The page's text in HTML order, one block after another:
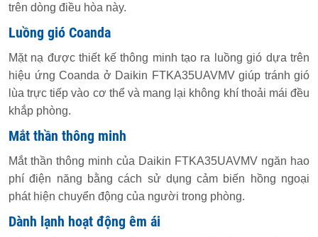
trên dòng điều hòa này.
Luồng gió Coanda
Mặt nạ được thiết kế thông minh tạo ra luồng gió dựa trên
hiệu ứng Coanda ở Daikin FTKA35UAVMV giúp tránh gió
lùa trực tiếp vào cơ thể và mang lại không khí thoải mái đều
khắp phòng.
Mắt thần thông minh
Mắt thần thông minh của Daikin FTKA35UAVMV ngăn hao
phí điện năng bằng cách sử dụng cảm biến hồng ngoại
phát hiện chuyển động của người trong phòng.
Dành lạnh hoạt động êm ái